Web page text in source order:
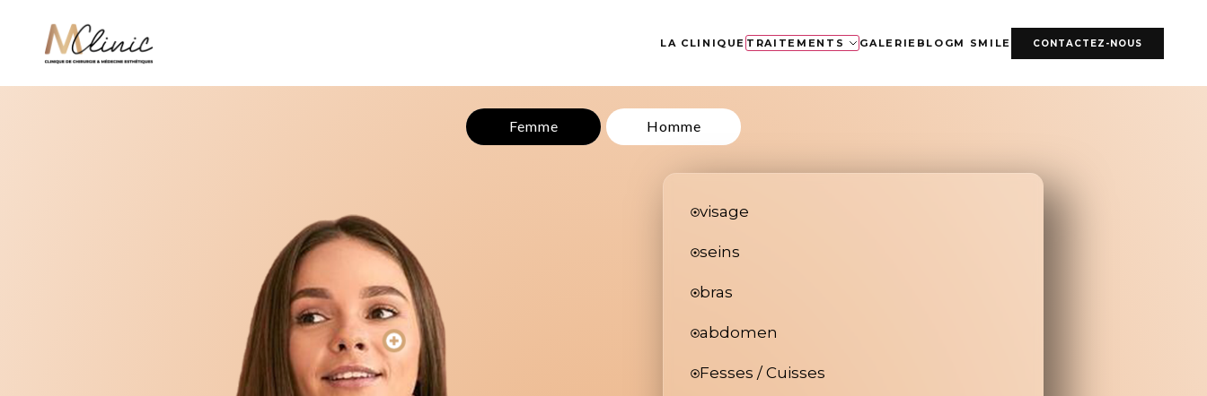
LA CLINIQUE TRAITEMENTS GALERIE BLOGM SMILE CONTACTEZ-NOUS
Femme Homme
visage
seins
bras
abdomen
Fesses / Cuisses